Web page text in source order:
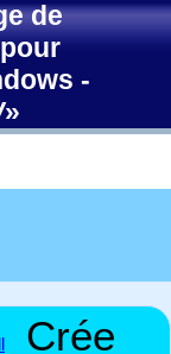
de
-
»
Crée